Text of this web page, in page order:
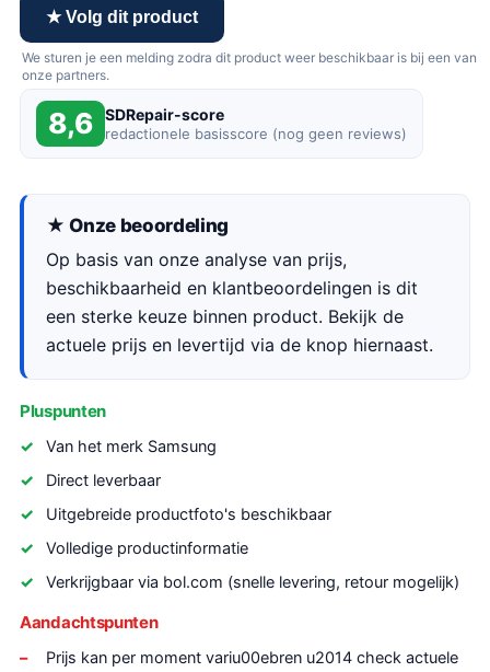
★ Volg dit product
We sturen je een melding zodra dit product weer beschikbaar is bij een van
onze partners.
8,6 SDRepair-score
redactionele basisscore (nog geen reviews)
★ Onze beoordeling
Op basis van onze analyse van prijs,
beschikbaarheid en klantbeoordelingen is dit
een sterke keuze binnen product. Bekijk de
actuele prijs en levertijd via de knop hiernaast.
Pluspunten
Van het merk Samsung
Direct leverbaar
Uitgebreide productfoto's beschikbaar
Volledige productinformatie
Verkrijgbaar via bol.com (snelle levering, retour mogelijk)
Aandachtspunten
Prijs kan per moment variu00ebren u2014 check actuele